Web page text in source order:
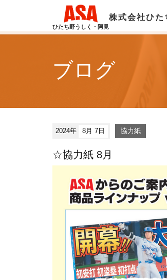
ひたち野うしく・阿見
株式会社ひ
ブログ
2024年 8月 7日 協力紙
☆協力紙 8月